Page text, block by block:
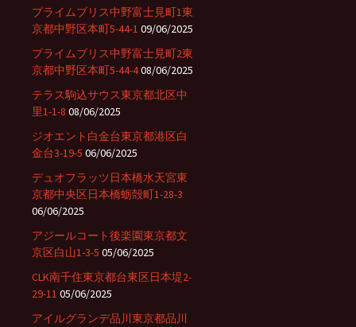
プライムブリス中野富士見町1東
京都中野区本町5-44-1 09/06/2025
プライムブリス中野富士見町2東
京都中野区本町5-44-408/06/2025
テラス駒込サウス東京都北区中
里1-1-8 08/06/2025
ジオエント白金台東京都港区白
金台3-19-5 06/06/2025
デュオフラッツ日本橋水天宮東
京都中央区日本橋蛎殻町1-28-3
06/06/2025
アジールコート後楽園東京都文
京区白山1-3-5 05/06/2025
CLK南千住東京都台東区日本堤2-
29-11 05/06/2025
アイルグランデ品川東京都品川